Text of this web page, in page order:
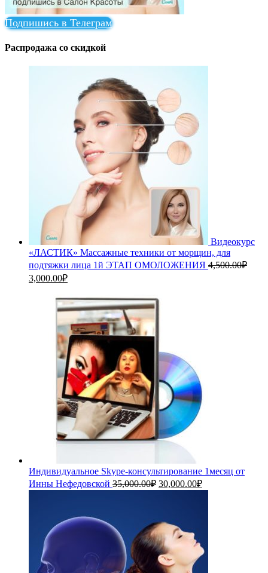
Подпишись в Телеграм
Распродажа со скидкой
Видеокурс
«ЛАСТИК» Массажные техники от морщин, для
подтяжки лица 1й ЭТАП ОМОЛОЖЕНИЯ 4,500.00₽
Первоначальная
составляла
4,500.00₽.
3,000.00₽Текущая
3,000.00₽.
Индивидуальное Skype-консультирование 1месяц от
Инны Нефедовской 35,000.00₽ Первоначальная
цена
30,000.00₽Текущая
цена: